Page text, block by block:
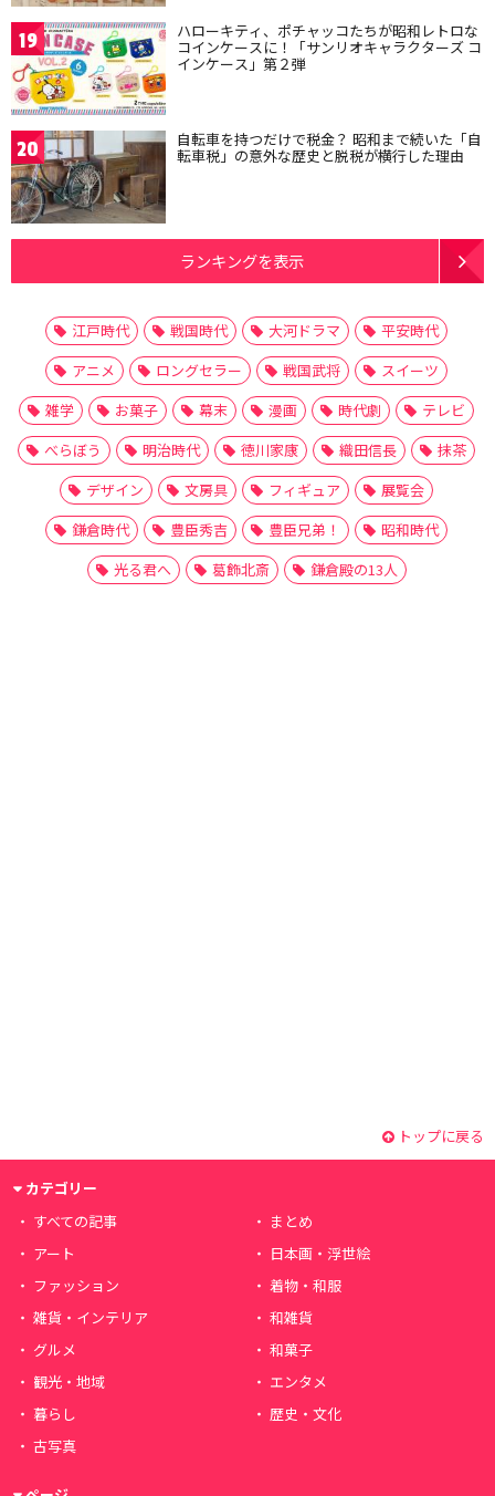
19 ハローキティ、ポチャッコたちが昭和レトロな
コインケースに！「サンリオキャラクターズ コ
インケース」第２弾
20 自転車を持つだけで税金？ 昭和まで続いた「自
転車税」の意外な歴史と脱税が横行した理由
ランキングを表示
江戸時代 戦国時代 大河ドラマ
平安時代
アニメ
ロングセラー 戦国武将
スイーツ
雑学
お菓子 幕末 漫画 時代劇
テレビ
べらぼう
明治時代 徳川家康 織田信長
抹茶
デザイン
文房具 フィギュア
展覧会
鎌倉時代
豊臣秀吉 豊臣兄弟！
昭和時代
光る君へ
葛飾北斎 鎌倉殿の13人
トップに戻る
カテゴリー
すべての記事
まとめ
アート
日本画・浮世絵
ファッション
着物・和服
雑貨・インテリア
和雑貨
グルメ
和菓子
観光・地域
エンタメ
暮らし
歴史・文化
古写真